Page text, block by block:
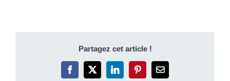
Partagez cet article !
Facebook
X LinkedInPinterestEmail